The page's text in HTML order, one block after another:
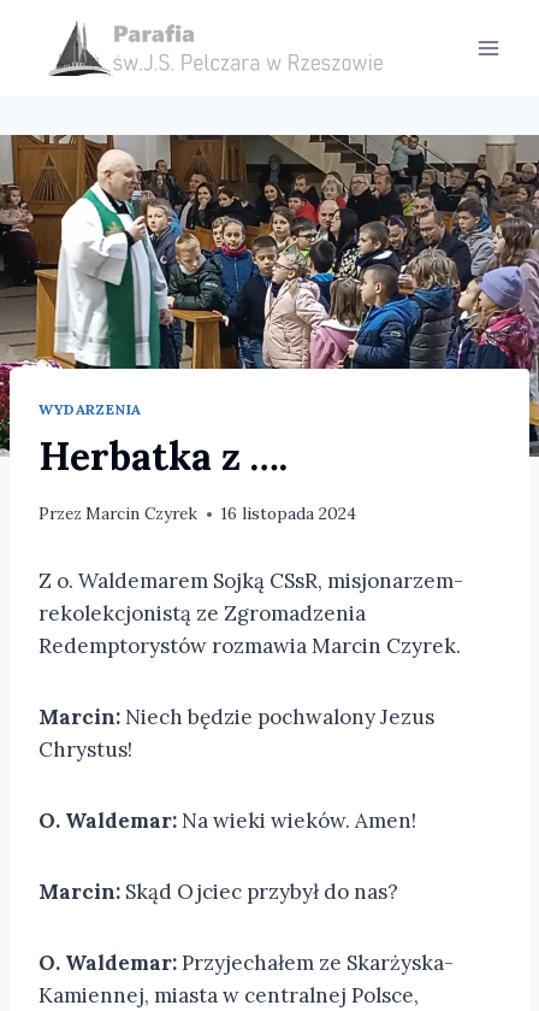
treści
WYDARZENIA
Herbatka z ….
Przez Marcin Czyrek 16 listopada 2024
Z o. Waldemarem Sojką CSsR, misjonarzem-
rekolekcjonistą ze Zgromadzenia
Redemptorystów rozmawia Marcin Czyrek.
Marcin: Niech będzie pochwalony Jezus
Chrystus!
O. Waldemar: Na wieki wieków. Amen!
Marcin: Skąd Ojciec przybył do nas?
O. Waldemar:Przyjechałem ze Skarżyska-
Kamiennej, miasta w centralnej Polsce,